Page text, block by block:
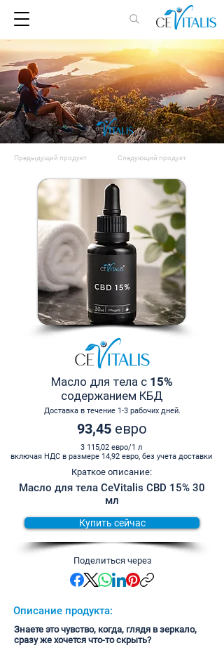
Предыдущий продукт Следующий продукт
Масло для тела с 15%
содержанием КБД
Доставка в течение 1-3 рабочих дней.
93,45 евро
3 115,02 евро/1 л
включая НДС в размере 14,92 евро, без учета доставки
Краткое описание:
Масло для тела CeVitalis CBD 15% 30
мл
Купить сейчас
Поделиться через
Описание продукта:
Знаете это чувство, когда, глядя в зеркало,
сразу же хочется что-то скрыть?